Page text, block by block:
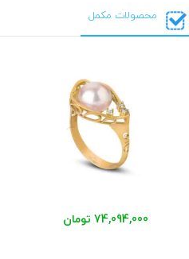
محصولات مکمل
74,094,000 تومان